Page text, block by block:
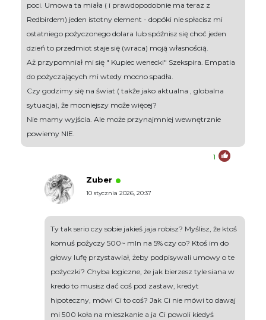
poci. Umowa ta miała ( i prawdopodobnie ma teraz z
Redbirdem) jeden istotny element - dopóki nie spłacisz mi
ostatniego pożyczonego dolara lub spóźnisz się choć jeden
dzień to przedmiot staje się (wraca) moją własnością.
Aż przypomniał mi się " Kupiec wenecki" Szekspira. Empatia
do pożyczających mi wtedy mocno spadła.
Czy godzimy się na świat ( także jako aktualna , globalna
sytuacja), że mocniejszy może więcej?
Nie mamy wyjścia. Ale może przynajmniej wewnętrznie
powiemy NIE.
1
Zuber
10 stycznia 2026, 20:37
Ty tak serio czy sobie jakieś jaja robisz? Myślisz, że ktoś
komuś pożyczy 500~ mln na 5% czy co? Ktoś im do
głowy lufę przystawiał, żeby podpisywali umowy o te
pożyczki? Chyba logiczne, że jak bierzesz tyle siana w
kredo to musisz dać coś pod zastaw, kredyt
hipoteczny, mówi Ci to coś? Jak Ci nie mówi to dawaj
mi 500 koła na mieszkanie a ja Ci powoli kiedyś